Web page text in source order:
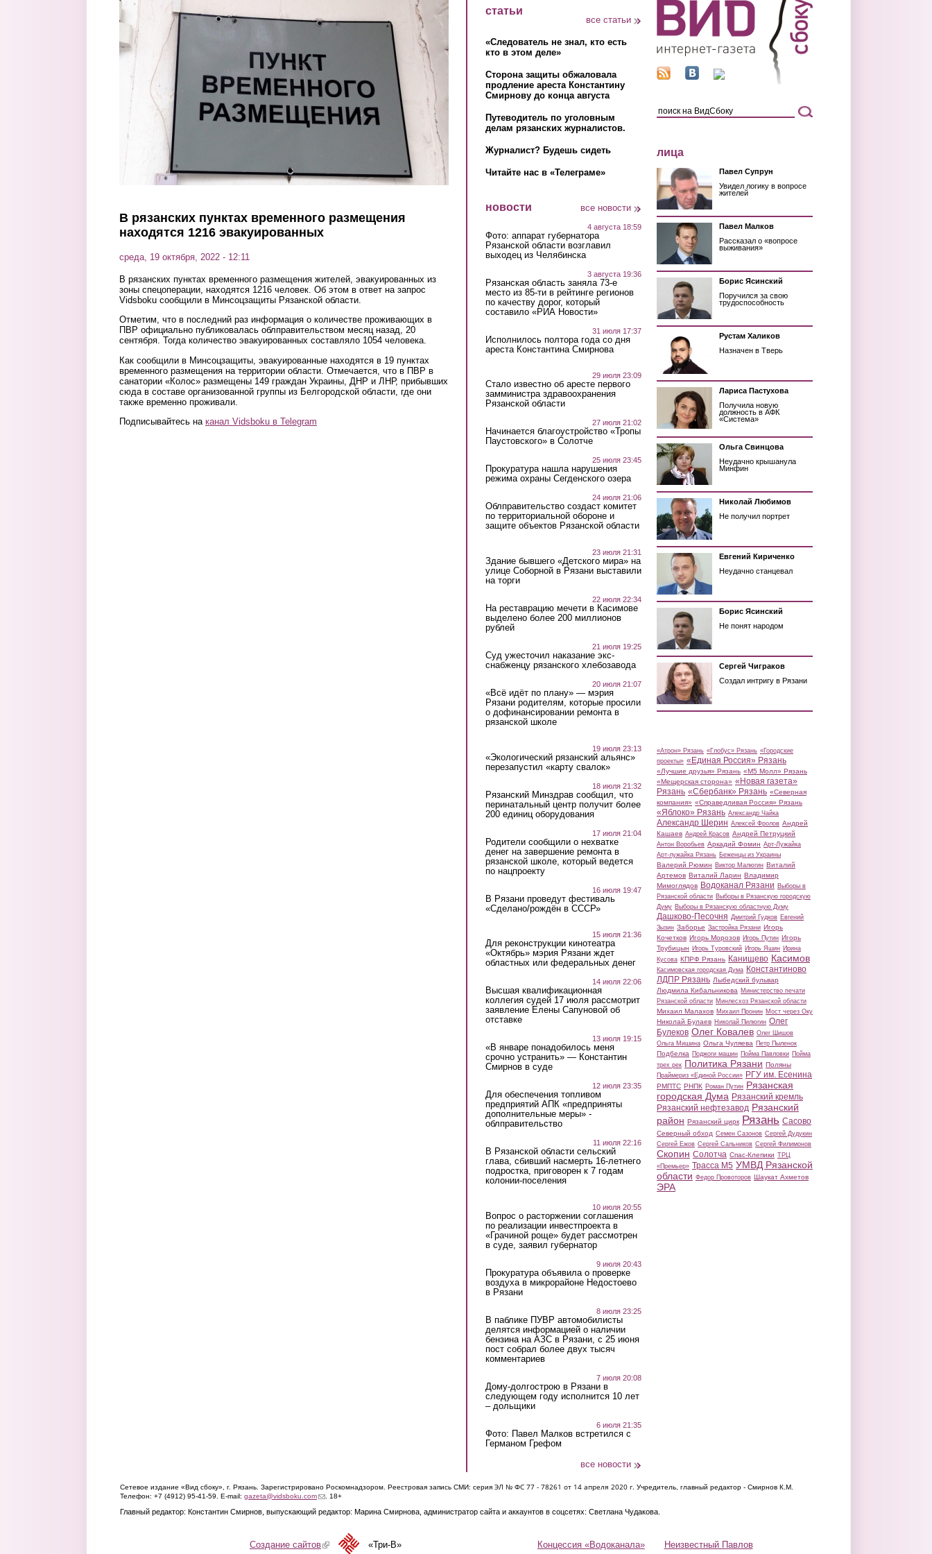
Перейти к основному содержанию
В рязанских пунктах временного размещения
находятся 1216 эвакуированных
среда, 19 октября, 2022 - 12:11
В рязанских пунктах временного размещения жителей, эвакуированных из
зоны спецоперации, находятся 1216 человек. Об этом в ответ на запрос
Vidsboku сообщили в Минсоцзащиты Рязанской области.
Отметим, что в последний раз информация о количестве проживающих в
ПВР официально публиковалась облправительством месяц назад, 20
сентября. Тогда количество эвакуированных составляло 1054 человека.
Как сообщили в Минсоцзащиты, эвакуированные находятся в 19 пунктах
временного размещения на территории области. Отмечается, что в ПВР в
санатории «Колос» размещены 149 граждан Украины, ДНР и ЛНР, прибывших
сюда в составе организованной группы из Белгородской области, где они
также временно проживали.
Подписывайтесь на канал Vidsboku в Telegram
статьи
все статьи
«Следователь не знал, кто есть
кто в этом деле»
Сторона защиты обжаловала
продление ареста Константину
Смирнову до конца августа
Путеводитель по уголовным
делам рязанских журналистов.
Журналист? Будешь сидеть
Читайте нас в «Телеграме»
новости все новости
4 августа 18:59
Фото: аппарат губернатора
Рязанской области возглавил
выходец из Челябинска
3 августа 19:36
Рязанская область заняла 73-е
место из 85-ти в рейтинге регионов
по качеству дорог, который
составило «РИА Новости»
31 июля 17:37
Исполнилось полтора года со дня
ареста Константина Смирнова
29 июля 23:09
Стало известно об аресте первого
замминистра здравоохранения
Рязанской области
27 июля 21:02
Начинается благоустройство «Тропы
Паустовского» в Солотче
25 июля 23:45
Прокуратура нашла нарушения
режима охраны Сегденского озера
24 июля 21:06
Облправительство создаст комитет
по территориальной обороне и
защите объектов Рязанской области
23 июля 21:31
Здание бывшего «Детского мира» на
улице Соборной в Рязани выставили
на торги
22 июля 22:34
На реставрацию мечети в Касимове
выделено более 200 миллионов
рублей
21 июля 19:25
Суд ужесточил наказание экс-
снабженцу рязанского хлебозавода
20 июля 21:07
«Всё идёт по плану» — мэрия
Рязани родителям, которые просили
о дофинансировании ремонта в
рязанской школе
19 июля 23:13
«Экологический рязанский альянс»
перезапустил «карту свалок»
18 июля 21:32
Рязанский Минздрав сообщил, что
перинатальный центр получит более
200 единиц оборудования
17 июля 21:04
Родители сообщили о нехватке
денег на завершение ремонта в
рязанской школе, который ведется
по нацпроекту
16 июля 19:47
В Рязани проведут фестиваль
«Сделано/рождён в СССР»
15 июля 21:36
Для реконструкции кинотеатра
«Октябрь» мэрия Рязани ждет
областных или федеральных денег
14 июля 22:06
Высшая квалификационная
коллегия судей 17 июля рассмотрит
заявление Елены Сапуновой об
отставке
13 июля 19:15
«В январе понадобилось меня
срочно устранить» — Константин
Смирнов в суде
12 июля 23:35
Для обеспечения топливом
предприятий АПК «предприняты
дополнительные меры» -
облправительство
11 июля 22:16
В Рязанской области сельский
глава, сбивший насмерть 16-летнего
подростка, приговорен к 7 годам
колонии-поселения
10 июля 20:55
Вопрос о расторжении соглашения
по реализации инвестпроекта в
«Грачиной роще» будет рассмотрен
в суде, заявил губернатор
9 июля 20:43
Прокуратура объявила о проверке
воздуха в микрорайоне Недостоево
в Рязани
8 июля 23:25
В паблике ПУВР автомобилисты
делятся информацией о наличии
бензина на АЗС в Рязани, с 25 июня
пост собрал более двух тысяч
комментариев
7 июля 20:08
Дому-долгострою в Рязани в
следующем году исполнится 10 лет
– дольщики
6 июля 21:35
Фото: Павел Малков встретился с
Германом Грефом
все новости
лица
Павел Супрун
Увидел логику в вопросе
жителей
Павел Малков
Рассказал о «вопросе
выживания»
Борис Ясинский
Поручился за свою
трудоспособность
Рустам Халиков
Назначен в Тверь
Лариса Пастухова
Получила новую
должность в АФК
«Система»
Ольга Свинцова
Неудачно крышанула
Минфин
Николай Любимов
Не получил портрет
Евгений Кириченко
Неудачно станцевал
Борис Ясинский
Не понят народом
Сергей Чиграков
Создал интригу в Рязани
«Атрон» Рязань «Глобус» Рязань «Городские
проекты» «Единая Россия» Рязань
«Лучшие друзья» Рязань «М5 Молл» Рязань
«Мещерская сторона» «Новая газета»
Рязань «Сбербанк» Рязань «Северная
компания» «Справедливая Россия» Рязань
«Яблоко» Рязань Александр Чайка
Александр Шерин Алексей Фролов Андрей
Кашаев Андрей Красов Андрей Петруцкий
Антон Воробьев Аркадий Фомин Арт-Лужайка
Арт-лужайка Рязань Беженцы из Украины
Валерий Рюмин Виктор Малюгин Виталий
Артемов Виталий Ларин Владимир
Мимоглядов Водоканал Рязани Выборы в
Рязанской области Выборы в Рязанскую городскую
Думу Выборы в Рязанскую областную Думу
Дашково-Песочня Дмитрий Гудков Евгений
Зызин Заборье Застройка Рязани Игорь
Кочетков Игорь Морозов Игорь Путин Игорь
Трубицын Игорь Туровский Игорь Яшин Ирина
Кусова КПРФ Рязань Канищево Касимов
Касимовская городская Дума Константиново
ЛДПР Рязань Лыбедский бульвар
Людмила Кибальникова Министерство печати
Рязанской области Минлесхоз Рязанской области
Михаил Малахов Михаил Пронин Мост через Оку
Николай Булаев Николай Пилюгин Олег
Булеков Олег Ковалев Олег Шишов
Ольга Мишина Ольга Чуляева Петр Пыленок
Подбелка Поджоги машин Пойма Павловки Пойма
трех рек Политика Рязани Поляны
Праймериз «Единой России» РГУ им. Есенина
РМПТС РНПК Роман Путин Рязанская
городская Дума Рязанский кремль
Рязанский нефтезавод Рязанский
район Рязанский цирк Рязань Сасово
Северный обход Семен Сазонов Сергей Дудукин
Сергей Ежов Сергей Сальников Сергей Филимонов
Скопин Солотча Спас-Клепики ТРЦ
«Премьер» Трасса М5 УМВД Рязанской
области Федор Провоторов Шаукат Ахметов
ЭРА
Сетевое издание «Вид сбоку», г. Рязань. Зарегистрировано Роскомнадзором. Реестровая запись СМИ: серия ЭЛ № ФС 77 - 78261 от 14 апреля 2020 г. Учредитель, главный редактор - Смирнов К.М.
Телефон: +7 (4912) 95-41-59. E-mail: gazeta@vidsboku.com(link sends e-mail)
. 18+
Главный редактор: Константин Смирнов, выпускающий редактор: Марина Смирнова, администратор сайта и аккаунтов в соцсетях: Светлана Чудакова.
Концессия «Водоканала» Неизвестный Павлов
Создание сайтов(link is external)«Три-В»